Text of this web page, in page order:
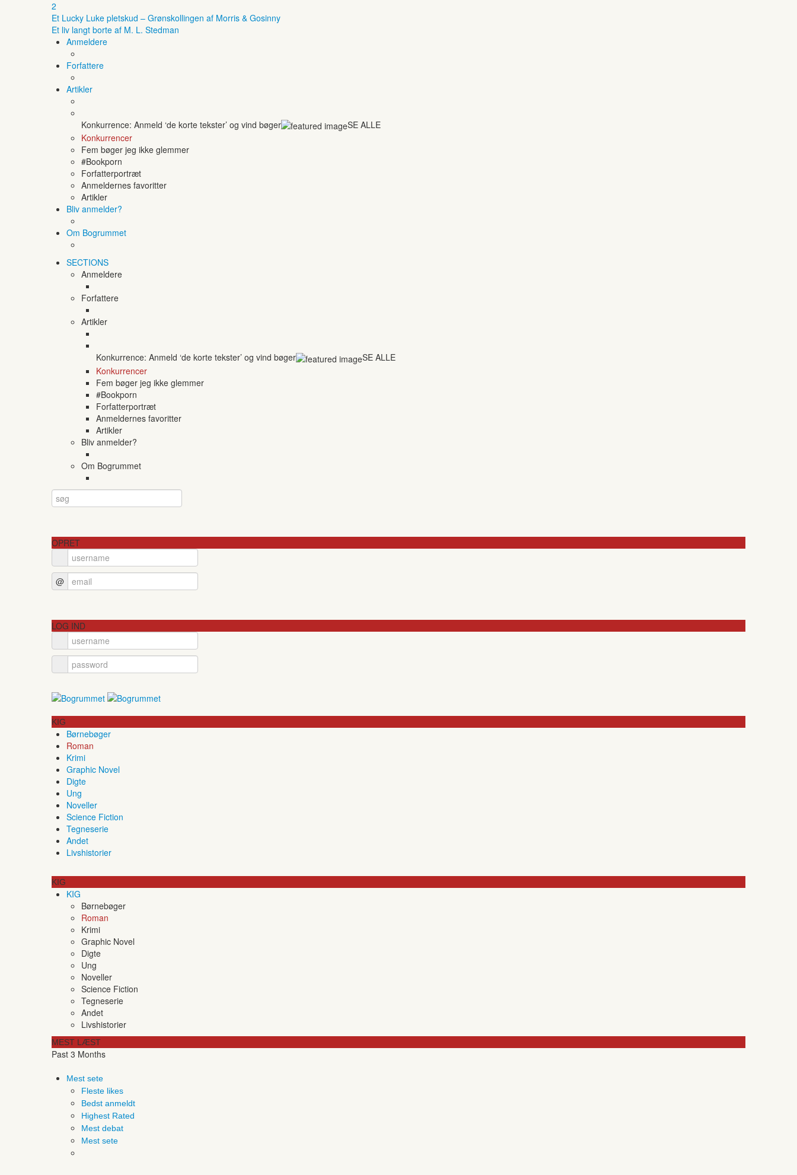
2
Et Lucky Luke pletskud – Grønskollingen af Morris & Gosinny
Et liv langt borte af M. L. Stedman
Anmeldere
Forfattere
Artikler
Konkurrence: Anmeld ‘de korte tekster’ og vind bøger
SE ALLE
Konkurrencer
Fem bøger jeg ikke glemmer
#Bookporn
Forfatterportræt
Anmeldernes favoritter
Artikler
Bliv anmelder?
Om Bogrummet
SECTIONS
Anmeldere
Forfattere
Artikler
Konkurrence: Anmeld ‘de korte tekster’ og vind bøger
SE ALLE
Konkurrencer
Fem bøger jeg ikke glemmer
#Bookporn
Forfatterportræt
Anmeldernes favoritter
Artikler
Bliv anmelder?
Om Bogrummet
OPRET
@
LOG IND
KIG
Børnebøger
Roman
Krimi
Graphic Novel
Digte
Ung
Noveller
Science Fiction
Tegneserie
Andet
Livshistorier
KIG
KIG
Børnebøger
Roman
Krimi
Graphic Novel
Digte
Ung
Noveller
Science Fiction
Tegneserie
Andet
Livshistorier
MEST LÆST
Past 3 Months
Mest sete
Fleste likes
Bedst anmeldt
Highest Rated
Mest debat
Mest sete